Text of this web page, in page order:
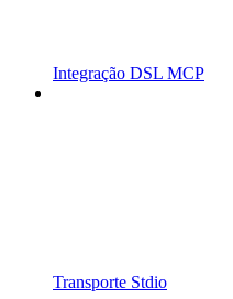
Integração DSL MCP
Transporte Stdio